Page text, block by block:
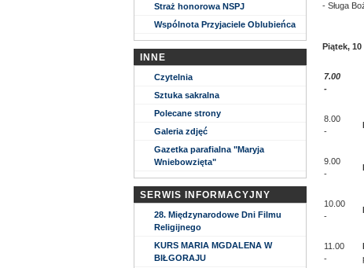
Straż honorowa NSPJ
Wspólnota Przyjaciele Oblubieńca
INNE
Czytelnia
Sztuka sakralna
Polecane strony
Galeria zdjęć
Gazetka parafialna "Maryja
Wniebowzięta"
SERWIS INFORMACYJNY
28. Międzynarodowe Dni Filmu
Religijnego
KURS MARIA MGDALENA W
BIŁGORAJU
- Sługa
Piątek,
7.00
-
8.00
-
9.00
-
10.00
-
11.00
-